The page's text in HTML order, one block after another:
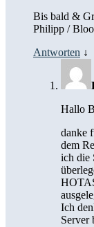
Bis bald &
Philipp /
Antworten ↓
Hallo
danke
dem
ich die
Ich
Server